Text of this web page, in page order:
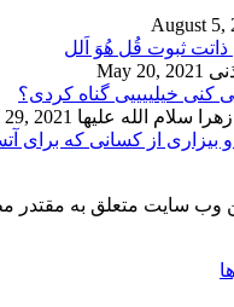
August 5,
ذاتت ثبوت قُل هُوَ اَلل
May 20, 2021
کنی خیلییییی گناه کردی؟
سلام الله علیها 2021
و بیزاری از کسانی که
وب سایت متعلق به مقتدر